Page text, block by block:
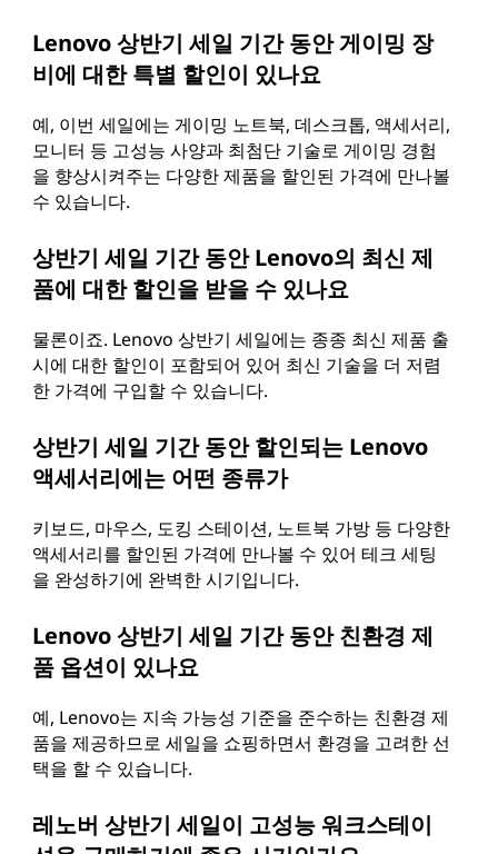
Lenovo 상반기 세일 기간 동안 게이밍 장
비에 대한 특별 할인이 있나요
예, 이번 세일에는 게이밍 노트북, 데스크톱, 액세서리,
모니터 등 고성능 사양과 최첨단 기술로 게이밍 경험
을 향상시켜주는 다양한 제품을 할인된 가격에 만나볼
수 있습니다.
상반기 세일 기간 동안 Lenovo의 최신 제
품에 대한 할인을 받을 수 있나요
물론이죠. Lenovo 상반기 세일에는 종종 최신 제품 출
시에 대한 할인이 포함되어 있어 최신 기술을 더 저렴
한 가격에 구입할 수 있습니다.
상반기 세일 기간 동안 할인되는 Lenovo
액세서리에는 어떤 종류가
키보드, 마우스, 도킹 스테이션, 노트북 가방 등 다양한
액세서리를 할인된 가격에 만나볼 수 있어 테크 세팅
을 완성하기에 완벽한 시기입니다.
Lenovo 상반기 세일 기간 동안 친환경 제
품 옵션이 있나요
예, Lenovo는 지속 가능성 기준을 준수하는 친환경 제
품을 제공하므로 세일을 쇼핑하면서 환경을 고려한 선
택을 할 수 있습니다.
레노버 상반기 세일이 고성능 워크스테이